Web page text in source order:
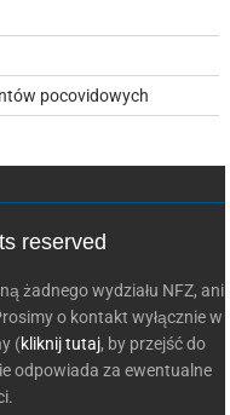
pocovidowych
reserved
żadnego wydziału NFZ, ani
o kontakt wyłącznie w
(kliknij tutaj, by przejść do
odpowiada za ewentualne